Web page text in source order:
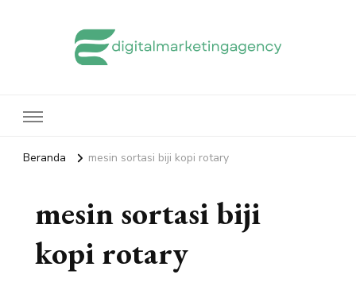
Beranda mesin sortasi biji kopi rotary
mesin sortasi biji
kopi rotary